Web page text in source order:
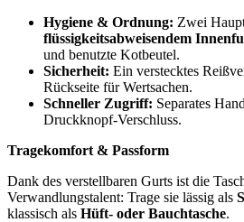
Hygiene & Ordnung: Zwei
flüssigkeitsabweisendem
und benutzte Kotbeutel.
Sicherheit: Ein verstecktes
Rückseite für Wertsachen.
Schneller Zugriff: Separates
Druckknopf-Verschluss.
Tragekomfort & Passform
Dank des verstellbaren Gurts ist die
Verwandlungstalent: Trage sie lässig als
klassisch als Hüft- oder Bauchtasche.